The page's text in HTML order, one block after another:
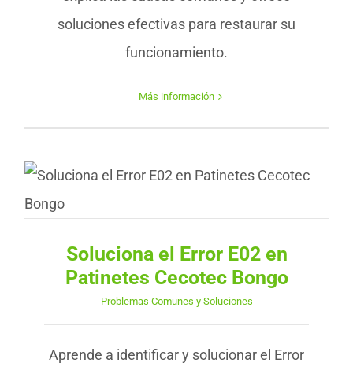
soluciones efectivas para restaurar su
funcionamiento.
Más información
Soluciona el Error E02 en
Patinetes Cecotec Bongo
Problemas Comunes y Soluciones
Aprende a identificar y solucionar el Error